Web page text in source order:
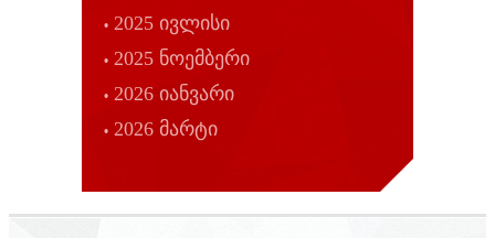
2025 ივლისი
2025 ნოემბერი
2026 იანვარი
2026 მარტი